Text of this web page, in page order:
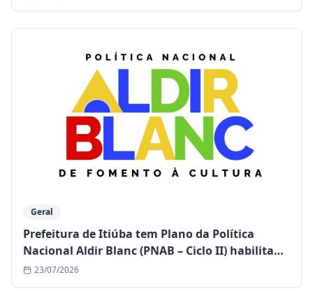
Geral
Prefeitura de Itiúba tem Plano da Política
Nacional Aldir Blanc (PNAB – Ciclo II) habilitado
e garante mais de R$ 1,1 milhão para a cultura
23/07/2026